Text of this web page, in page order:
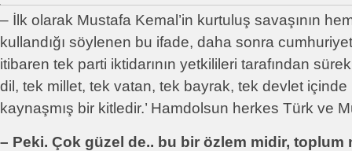
– İlk olarak Mustafa Kemal’in kurtuluş savaşının
kullandığı söylenen bu ifade, daha sonra
itibaren tek parti iktidarının yetkilileri tarafından
dil, tek millet, tek vatan, tek bayrak, tek devlet içinde
kaynaşmış bir kitledir.’ Hamdolsun herkes Türk ve
– Peki. Çok güzel de.. bu bir özlem midir,